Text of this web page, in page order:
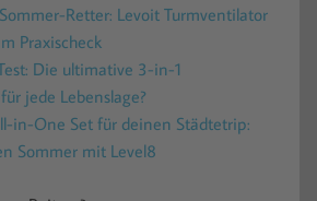
Retter: Levoit Turmventilator
Praxischeck
Die ultimative 3-in-1
jede Lebenslage?
in-One Set für deinen Städtetrip:
Sommer mit Level8